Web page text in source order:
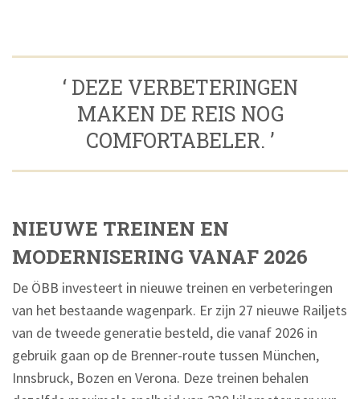
‘ DEZE VERBETERINGEN
MAKEN DE REIS NOG
COMFORTABELER. ’
NIEUWE TREINEN EN
MODERNISERING VANAF 2026
De ÖBB investeert in nieuwe treinen en verbeteringen
van het bestaande wagenpark. Er zijn 27 nieuwe Railjets
van de tweede generatie besteld, die vanaf 2026 in
gebruik gaan op de Brenner-route tussen München,
Innsbruck, Bozen en Verona. Deze treinen behalen